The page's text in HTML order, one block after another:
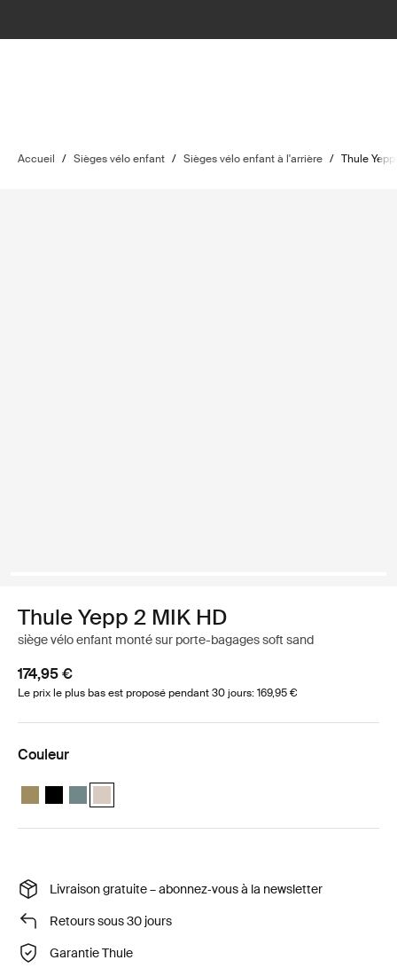
Accueil / Sièges vélo enfant / Sièges vélo enfant à l'arrière / Thule
Thule Yepp 2 MIK HD
siège vélo enfant monté sur porte-bagages soft sand
174,95 €
Le prix le plus bas est proposé pendant 30 jours: 169,95 €
Couleur
Thule Yepp 2 MIK HD Vert nutria
Thule Yepp 2 MIK HD Noir minuit
Thule Yepp 2 MIK HD Bleu moyen
Thule Yepp 2 MIK HD Sable doux (selected)
Livraison gratuite – abonnez‑vous à la newsletter
Retours sous 30 jours
Garantie Thule